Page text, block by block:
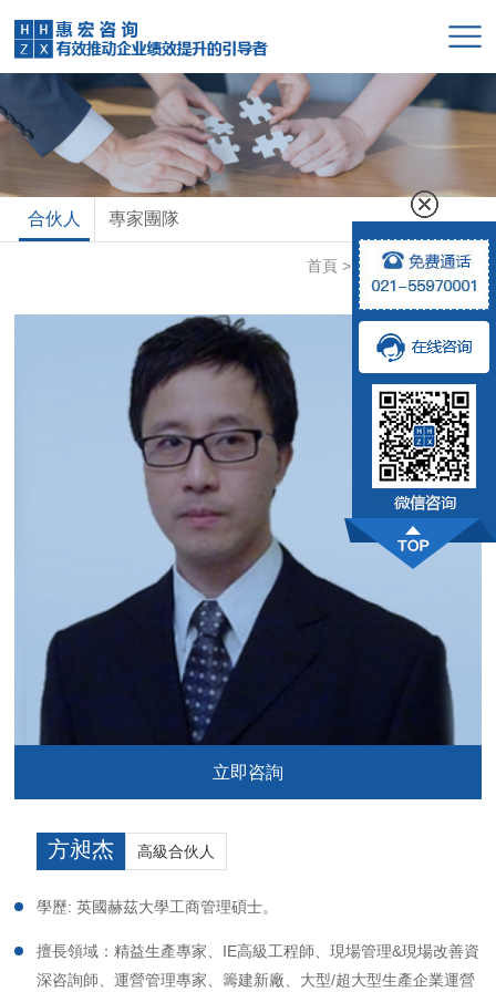
合伙人 專家團隊
首頁> 專家團隊>合伙人
立即咨詢
方昶杰 高級合伙人
學歷: 英國赫茲大學工商管理碩士。
擅長領域：精益生產專家、IE高級工程師、現場管理&現場改善資
深咨詢師、運營管理專家、籌建新廠、大型/超大型生產企業運營